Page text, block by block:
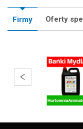
Firmy Oferty